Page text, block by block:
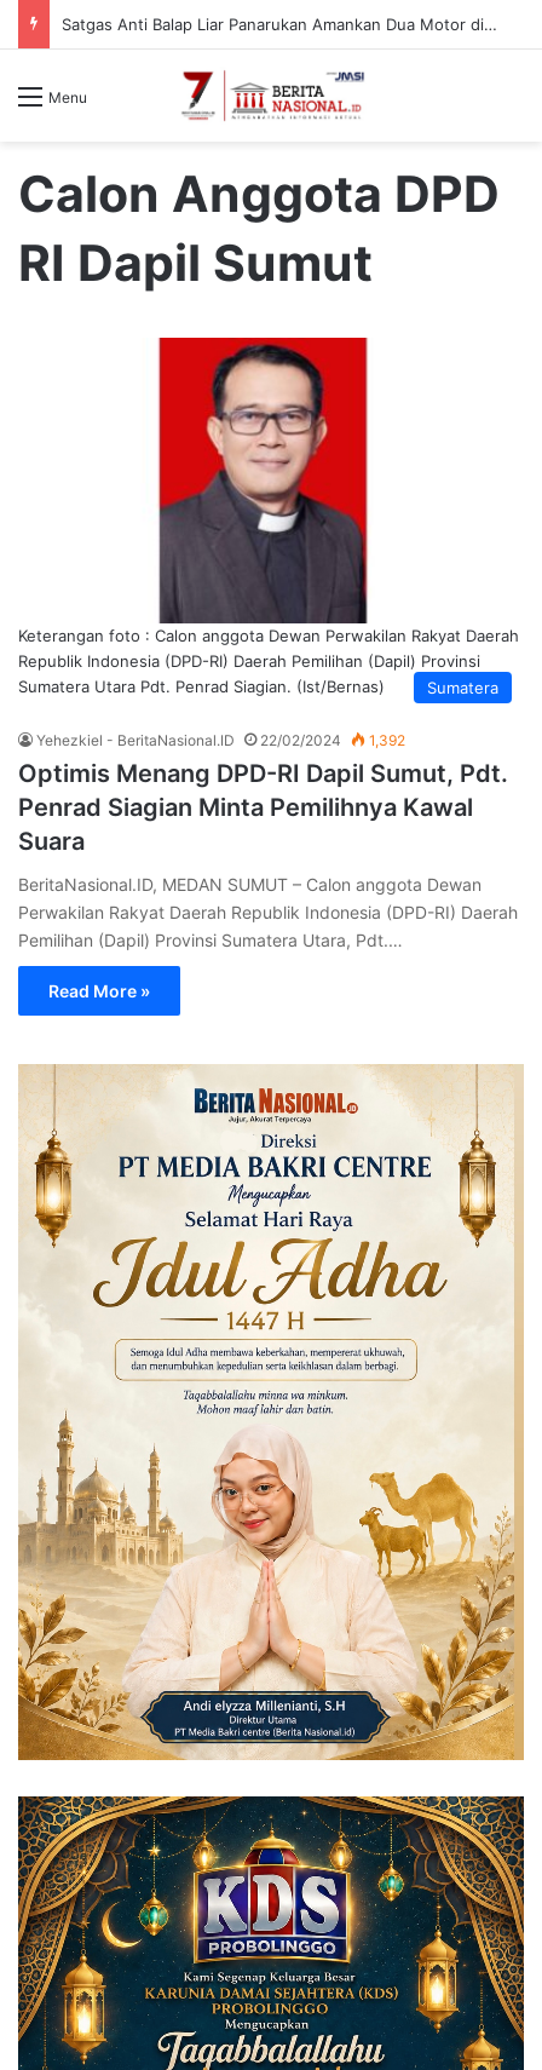
Satgas Anti Balap Liar Panarukan Amankan Dua Motor di Desa Gelung, Pelaku Diduga dari Luar Daerah
Menu
Calon Anggota DPD
RI Dapil Sumut
Sumatera
Keterangan foto : Calon anggota Dewan Perwakilan Rakyat Daerah
Republik Indonesia (DPD-RI) Daerah Pemilihan (Dapil) Provinsi
Sumatera Utara Pdt. Penrad Siagian. (Ist/Bernas)
Yehezkiel - BeritaNasional.ID 22/02/2024 1,392
Optimis Menang DPD-RI Dapil Sumut, Pdt.
Penrad Siagian Minta Pemilihnya Kawal
Suara
BeritaNasional.ID, MEDAN SUMUT – Calon anggota Dewan
Perwakilan Rakyat Daerah Republik Indonesia (DPD-RI) Daerah
Pemilihan (Dapil) Provinsi Sumatera Utara, Pdt.…
Read More »